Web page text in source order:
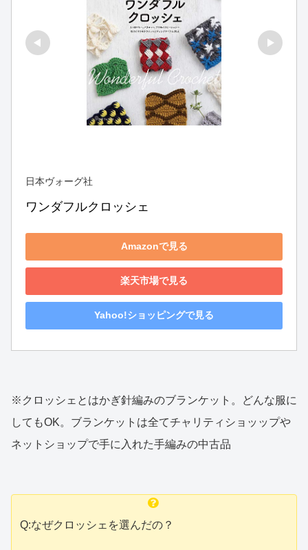
日本ヴォーグ社
ワンダフルクロッシェ
Amazonで見る
楽天市場で見る
Yahoo!ショッピングで見る
※クロッシェとはかぎ針編みのブランケット。どんな服に
してもOK。ブランケットは全てチャリティショッップや
ネットショップで手に入れた手編みの中古品
Q:なぜクロッシェを選んだの？